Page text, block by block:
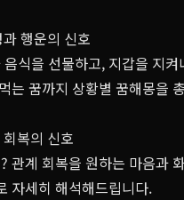
행운의 신호
식을 선물하고, 지갑을 지
는 꿈까지 상황별 꿈해몽을
복의 신호
관계 회복을 원하는 마음과
자세히 해석해드립니다.